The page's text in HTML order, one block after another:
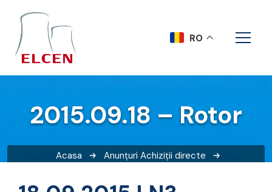
2015.09.18 – Rotor
Acasa Anunțuri Achiziții directe
RO